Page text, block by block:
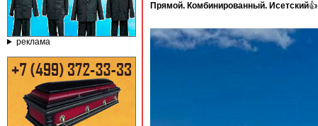
реклама
Прямой. Комбинированный. Исетский👍